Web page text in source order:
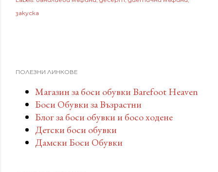
закуска
ПОЛЕЗНИ ЛИНКОВЕ
Магазин за боси обувки Barefoot Heaven
Боси Обувки за Възрастни
Блог за боси обувки и босо ходене
Детски боси обувки
Дамски Боси Обувки